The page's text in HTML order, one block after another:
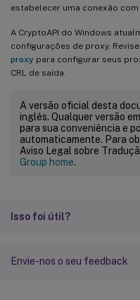
estabelecer uma conexão com
A CryptoAPI do Windows
configurações de proxy.
proxy para configurar seus
CRL de saída.
A versão oficial desta
inglês. Qualquer versão
para sua conveniência e
automaticamente. Para
Aviso Legal sobre
Group home.
Isso foi útil?
Envie-nos o seu feedback